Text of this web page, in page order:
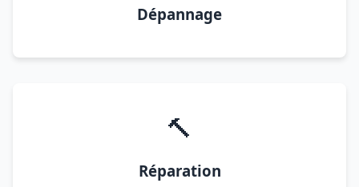
Dépannage
🔨
Réparation